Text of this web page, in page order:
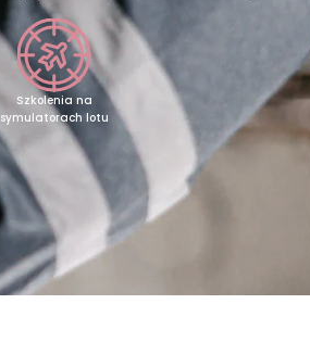
Szkolenia na
symulatorach lotu